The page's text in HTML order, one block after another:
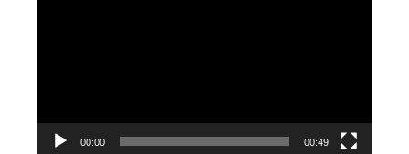
00:00 00:49